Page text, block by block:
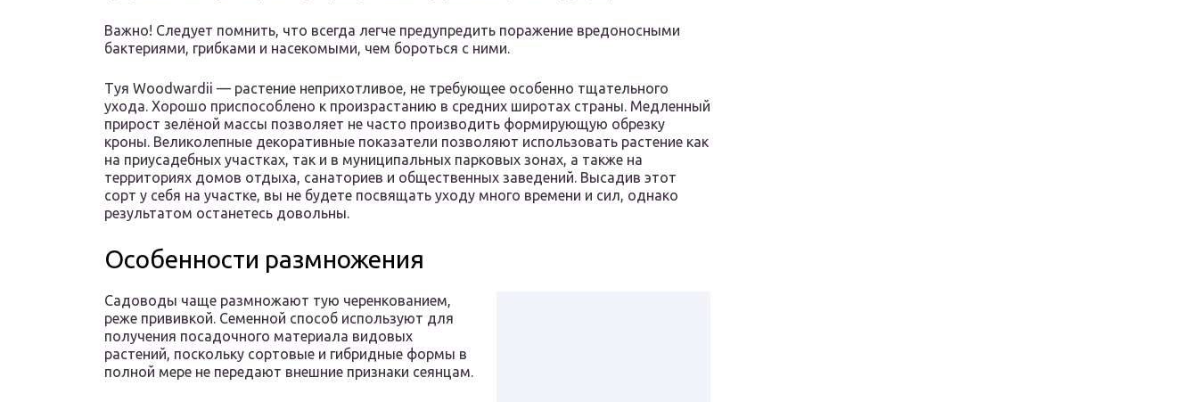
Важно! Следует помнить, что всегда легче предупредить поражение вредоносными
бактериями, грибками и насекомыми, чем бороться с ними.
Туя Woodwardii — растение неприхотливое, не требующее особенно тщательного
ухода. Хорошо приспособлено к произрастанию в средних широтах страны. Медленный
прирост зелёной массы позволяет не часто производить формирующую обрезку
кроны. Великолепные декоративные показатели позволяют использовать растение как
на приусадебных участках, так и в муниципальных парковых зонах, а также на
территориях домов отдыха, санаториев и общественных заведений. Высадив этот
сорт у себя на участке, вы не будете посвящать уходу много времени и сил, однако
результатом останетесь довольны.
Особенности размножения
Садоводы чаще размножают тую черенкованием,
реже прививкой. Семенной способ используют для
получения посадочного материала видовых
растений, поскольку сортовые и гибридные формы в
полной мере не передают внешние признаки сеянцам.